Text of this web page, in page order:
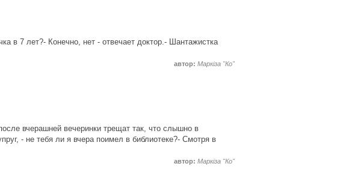
в 7 лет?- Конечно, нет - отвечает доктор.- Шантажистка
автор: Маркіза "Ко"
вчерашней вечеринки трещат так, что слышно в
- не тебя ли я вчера поимел в библиотеке?- Смотря в
автор: Маркіза "Ко"